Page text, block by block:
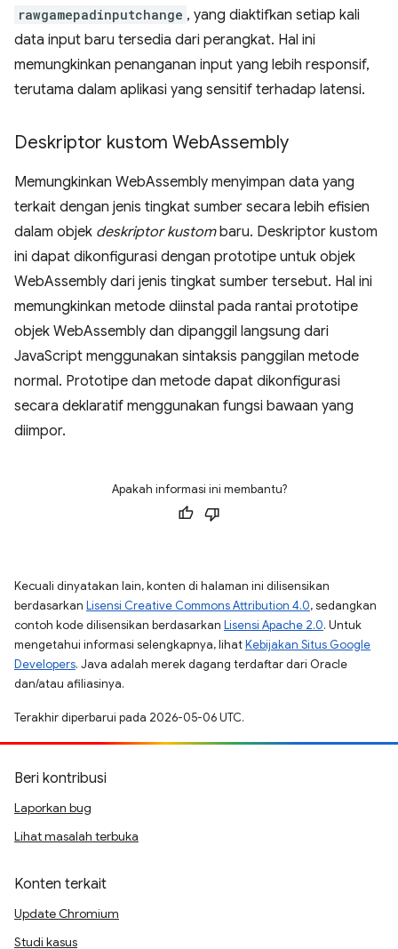
rawgamepadinputchange , yang diaktifkan setiap kali
data input baru tersedia dari perangkat. Hal ini
memungkinkan penanganan input yang lebih responsif,
terutama dalam aplikasi yang sensitif terhadap latensi.
Deskriptor kustom WebAssembly
Memungkinkan WebAssembly menyimpan data yang
terkait dengan jenis tingkat sumber secara lebih efisien
dalam objek deskriptor kustombaru. Deskriptor kustom
ini dapat dikonfigurasi dengan prototipe untuk objek
WebAssembly dari jenis tingkat sumber tersebut. Hal ini
memungkinkan metode diinstal pada rantai prototipe
objek WebAssembly dan dipanggil langsung dari
JavaScript menggunakan sintaksis panggilan metode
normal. Prototipe dan metode dapat dikonfigurasi
secara deklaratif menggunakan fungsi bawaan yang
diimpor.
Apakah informasi ini membantu?
Kecuali dinyatakan lain, konten di halaman ini dilisensikan
berdasarkan Lisensi Creative Commons Attribution 4.0, sedangkan
contoh kode dilisensikan berdasarkan Lisensi Apache 2.0. Untuk
mengetahui informasi selengkapnya, lihatKebijakan Situs Google
Developers. Java adalah merek dagang terdaftar dari Oracle
dan/atau afiliasinya.
Terakhir diperbarui pada 2026-05-06 UTC.
Beri kontribusi
Laporkan bug
Lihat masalah terbuka
Konten terkait
Update Chromium
Studi kasus